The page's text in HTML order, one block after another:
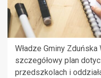
Władze Gminy
szczegółowy plan
przedszkolach i